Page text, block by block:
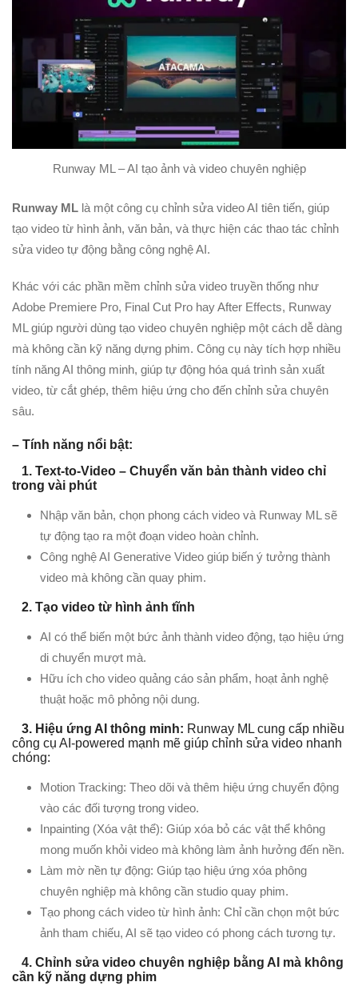
Runway ML – AI tạo ảnh và video chuyên nghiệp
Runway ML là một công cụ chỉnh sửa video AI tiên tiến, giúp
tạo video từ hình ảnh, văn bản, và thực hiện các thao tác chỉnh
sửa video tự động bằng công nghệ AI.
Khác với các phần mềm chỉnh sửa video truyền thống như
Adobe Premiere Pro, Final Cut Pro hay After Effects, Runway
ML giúp người dùng tạo video chuyên nghiệp một cách dễ dàng
mà không cần kỹ năng dựng phim. Công cụ này tích hợp nhiều
tính năng AI thông minh, giúp tự động hóa quá trình sản xuất
video, từ cắt ghép, thêm hiệu ứng cho đến chỉnh sửa chuyên
sâu.
– Tính năng nổi bật:
1. Text-to-Video – Chuyển văn bản thành video chỉ
trong vài phút
Nhập văn bản, chọn phong cách video và Runway ML sẽ
tự động tạo ra một đoạn video hoàn chỉnh.
Công nghệ AI Generative Video giúp biến ý tưởng thành
video mà không cần quay phim.
2. Tạo video từ hình ảnh tĩnh
AI có thể biến một bức ảnh thành video động, tạo hiệu ứng
di chuyển mượt mà.
Hữu ích cho video quảng cáo sản phẩm, hoạt ảnh nghệ
thuật hoặc mô phỏng nội dung.
3. Hiệu ứng AI thông minh: Runway ML cung cấp nhiều
công cụ AI-powered mạnh mẽ giúp chỉnh sửa video nhanh
chóng:
Motion Tracking: Theo dõi và thêm hiệu ứng chuyển động
vào các đối tượng trong video.
Inpainting (Xóa vật thể): Giúp xóa bỏ các vật thể không
mong muốn khỏi video mà không làm ảnh hưởng đến nền.
Làm mờ nền tự động: Giúp tạo hiệu ứng xóa phông
chuyên nghiệp mà không cần studio quay phim.
Tạo phong cách video từ hình ảnh: Chỉ cần chọn một bức
ảnh tham chiếu, AI sẽ tạo video có phong cách tương tự.
4. Chỉnh sửa video chuyên nghiệp bằng AI mà không
cần kỹ năng dựng phim